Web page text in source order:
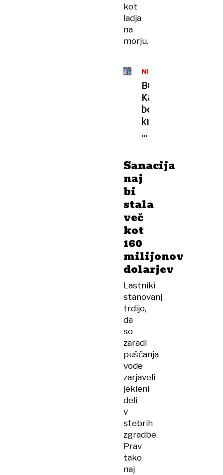
kot
ladja
na
morju.
NEBOTIČNIKI
Burdž
Kalifa
bo
kmalu
palček,
dva
kilometra
stolpnico
Sanacija
naj
bi
stala
več
kot
160
milijonov
dolarjev
Lastniki
stanovanj
trdijo,
da
so
zaradi
puščanja
vode
zarjaveli
jekleni
deli
v
stebrih
zgradbe.
Prav
tako
naj